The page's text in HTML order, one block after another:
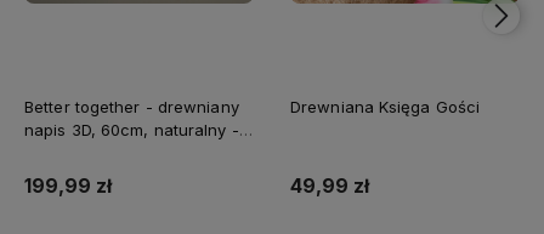
Better together - drewniany
napis 3D, 60cm, naturalny -
199,99 zł
Drewniana Księga Gości
49,99 zł